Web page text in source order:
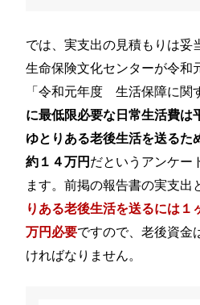
では、実支出の見積もりは妥
生命保険文化センターが令和
「令和元年度 生活保障に関
に最低限必要な日常生活費は
ゆとりある老後生活を送るた
約１４万円だというアンケー
ます。前掲の報告書の実支出
りある老後生活を送るには１
万円必要ですので、老後資金
ければなりません。